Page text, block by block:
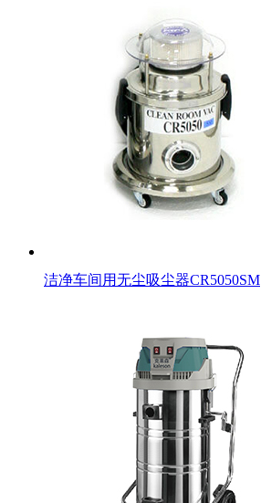
洁净车间用无尘吸尘器CR5050SM